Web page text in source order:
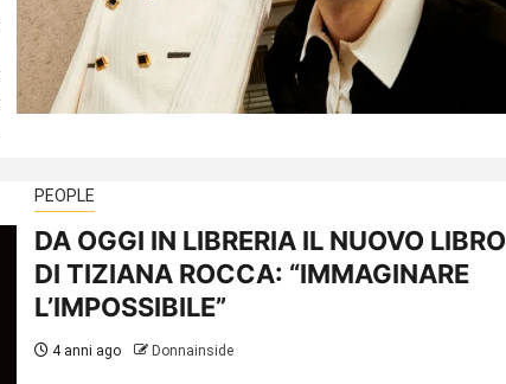
PEOPLE
DA OGGI IN LIBRERIA IL NUOVO LIBRO
DI TIZIANA ROCCA: “IMMAGINARE
L’IMPOSSIBILE”
4 anni ago Donnainside